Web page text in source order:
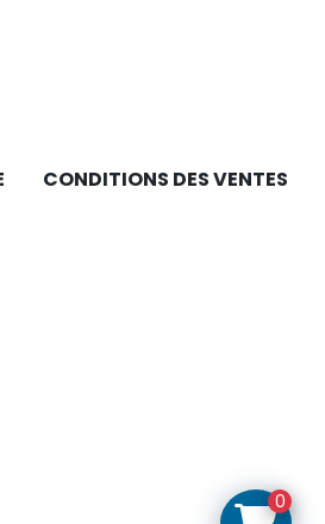
CONDITIONS DES VENTES
0